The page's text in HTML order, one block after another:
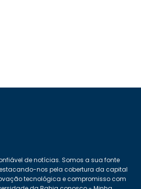
de notícias. Somos a sua fonte
nos pela cobertura da capital
tecnológica e compromisso com